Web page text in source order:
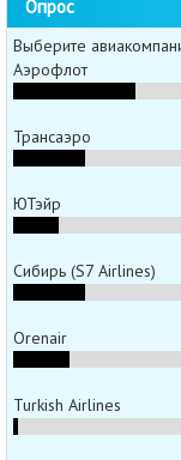
Опрос
Выберите
Аэрофлот
Трансаэро
ЮТэйр
Сибирь (S7 Airlines)
Orenair
Turkish Airlines